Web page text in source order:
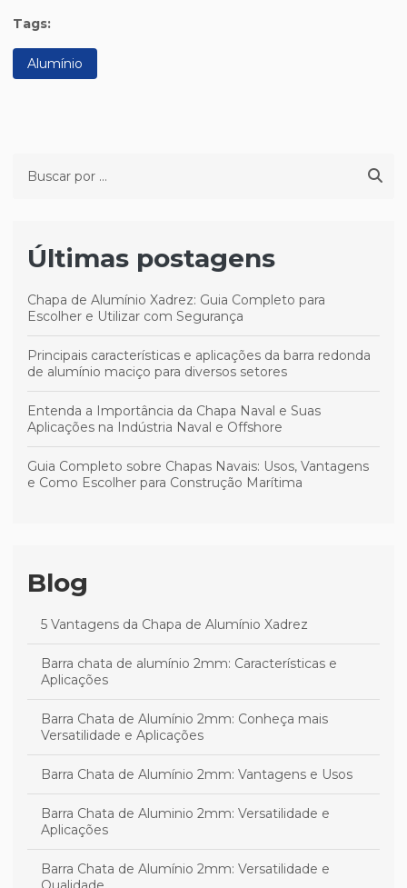
Tags:
Alumínio
Últimas postagens
Chapa de Alumínio Xadrez: Guia Completo para
Escolher e Utilizar com Segurança
Principais características e aplicações da barra redonda
de alumínio maciço para diversos setores
Entenda a Importância da Chapa Naval e Suas
Aplicações na Indústria Naval e Offshore
Guia Completo sobre Chapas Navais: Usos, Vantagens
e Como Escolher para Construção Marítima
Blog
5 Vantagens da Chapa de Alumínio Xadrez
Barra chata de alumínio 2mm: Características e
Aplicações
Barra Chata de Alumínio 2mm: Conheça mais
Versatilidade e Aplicações
Barra Chata de Alumínio 2mm: Vantagens e Usos
Barra Chata de Aluminio 2mm: Versatilidade e
Aplicações
Barra Chata de Alumínio 2mm: Versatilidade e